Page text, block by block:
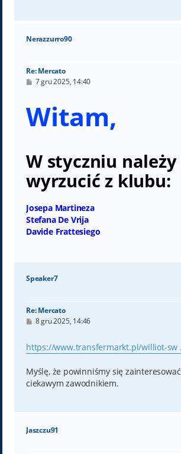
Nerazzurro90
Re: Mercato
P7 gru 2025, 14:40
Witam,
W styczniu należy
wyrzucić z klubu:
Josepa Martineza
Stefana De Vrija
Davide Frattesiego
Speaker7
Re: Mercato
P
t
8 gru 2025, 14:46
https://www.transfermarkt.pl/williot-sw
Myślę, że powinniśmy się
ciekawym zawodnikiem.
Jaszczu91